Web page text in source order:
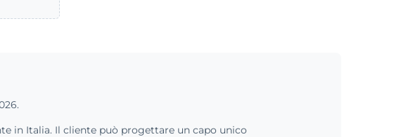
in Italia. Il cliente può progettare un capo unico